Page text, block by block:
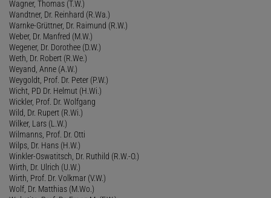
Wagner, Thomas (T.W.)
Wandtner, Dr. Reinhard (R.Wa.)
Warnke-Grüttner, Dr. Raimund (R.W.)
Weber, Dr. Manfred (M.W.)
Wegener, Dr. Dorothee (D.W.)
Weth, Dr. Robert (R.We.)
Weyand, Anne (A.W.)
Weygoldt, Prof. Dr. Peter (P.W.)
Wicht, PD Dr. Helmut (H.Wi.)
Wickler, Prof. Dr. Wolfgang
Wild, Dr. Rupert (R.Wi.)
Wilker, Lars (L.W.)
Wilmanns, Prof. Dr. Otti
Wilps, Dr. Hans (H.W.)
Winkler-Oswatitsch, Dr. Ruthild (R.W.-O.)
Wirth, Dr. Ulrich (U.W.)
Wirth, Prof. Dr. Volkmar (V.W.)
Wolf, Dr. Matthias (M.Wo.)